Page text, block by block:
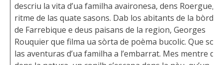
descriu la vita d’ua familha avaironesa, dens Roergue,
ritme de las quate sasons. Dab los abitants de la bòrda
de Farrebique e deus paisans de la region, Georges
Rouquier que filma ua sòrta de poèma bucolic. Que son
las aventuras d’ua familha a l’embarrat. Mes mentre